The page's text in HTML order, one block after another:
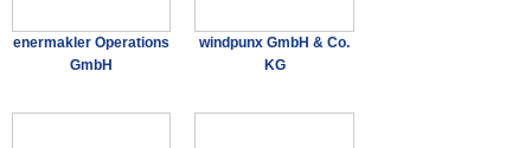
enermakler Operations
GmbH
windpunx GmbH & Co.
KG